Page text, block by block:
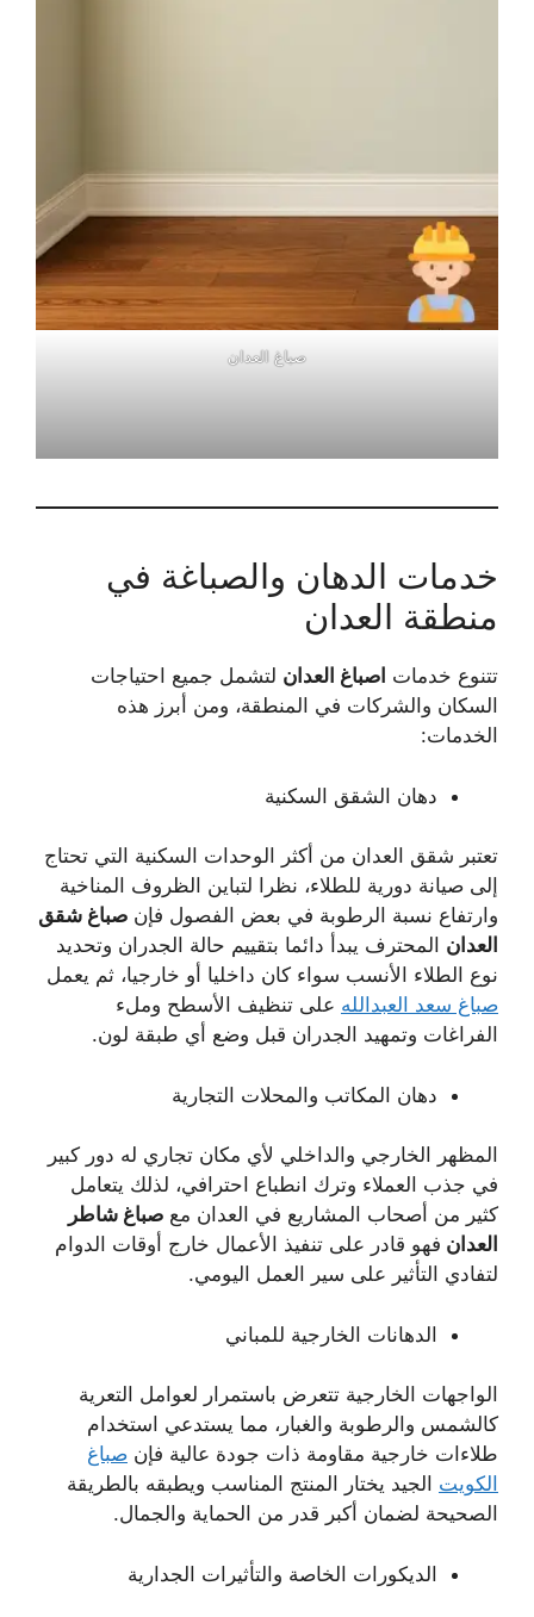
صباغ العدان
خدمات الدهان والصباغة في
منطقة العدان
تتنوع خدمات اصباغ العدان لتشمل جميع احتياجات
السكان والشركات في المنطقة، ومن أبرز هذه
الخدمات:
دهان الشقق السكنية
تعتبر شقق العدان من أكثر الوحدات السكنية التي تحتاج
إلى صيانة دورية للطلاء، نظرا لتباين الظروف المناخية
وارتفاع نسبة الرطوبة في بعض الفصول فإن صباغ شقق
العدان المحترف يبدأ دائما بتقييم حالة الجدران وتحديد
نوع الطلاء الأنسب سواء كان داخليا أو خارجيا، ثم يعمل
صباغ سعد العبدالله على تنظيف الأسطح وملء
الفراغات وتمهيد الجدران قبل وضع أي طبقة لون.
دهان المكاتب والمحلات التجارية
المظهر الخارجي والداخلي لأي مكان تجاري له دور كبير
في جذب العملاء وترك انطباع احترافي، لذلك يتعامل
كثير من أصحاب المشاريع في العدان مع صباغ شاطر
العدان فهو قادر على تنفيذ الأعمال خارج أوقات الدوام
لتفادي التأثير على سير العمل اليومي.
الدهانات الخارجية للمباني
الواجهات الخارجية تتعرض باستمرار لعوامل التعرية
كالشمس والرطوبة والغبار، مما يستدعي استخدام
طلاءات خارجية مقاومة ذات جودة عالية فإن صباغ
الكويت الجيد يختار المنتج المناسب ويطبقه بالطريقة
الصحيحة لضمان أكبر قدر من الحماية والجمال.
الديكورات الخاصة والتأثيرات الجدارية